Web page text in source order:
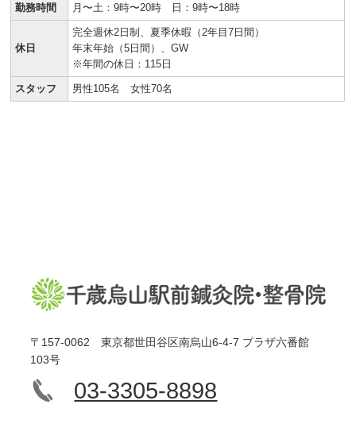
勤務時間 月〜土：9時〜20時 日：9時〜18時
休日
完全週休2日制、夏季休暇（2年目7日間）
年末年始（5日間）、GW
※年間の休日：115日
スタッフ 男性105名 女性70名
〒157-0062 東京都世田谷区南烏山6-4-7 プラザ六番館
103号
03-3305-8898